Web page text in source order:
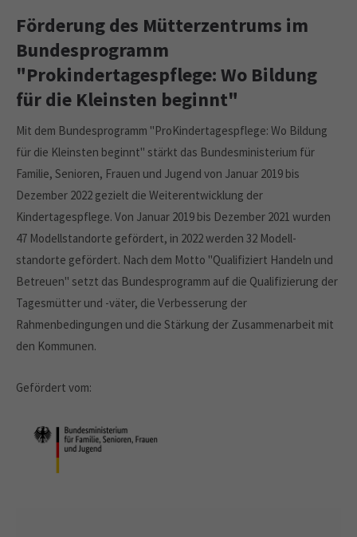
About us
Lorem ipsum dolor sit amet, consectetuer
adipiscing elit.
Aenean commodo ligula eget dolor. Aenean massa. Cum
sociis natoque penatibus et magnis dis parturient montes,
nascetur ridiculus mus. Donec quam felis, ultricies nec.
Förderung des Mütterzentrums im
Bundesprogramm
"Prokindertagespflege: Wo Bildung
für die Kleinsten beginnt"
Mit dem Bundesprogramm "ProKindertagespflege: Wo Bildung
für die Kleinsten beginnt" stärkt das Bundesministerium für
Familie, Senioren, Frauen und Jugend von Januar 2019 bis
Dezember 2022 gezielt die Weiterentwicklung der
Kindertagespflege. Von Januar 2019 bis Dezember 2021 wurden
47 Modellstandorte gefördert, in 2022 werden 32 Modell-
standorte gefördert. Nach dem Motto "Qualifiziert Handeln und
Betreuen" setzt das Bundesprogramm auf die Qualifizierung der
Tagesmütter und -väter, die Verbesserung der
Rahmenbedingungen und die Stärkung der Zusammenarbeit mit
den Kommunen.
Gefördert vom: